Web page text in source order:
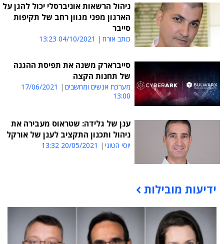
ניהול הרשאות אוניברסלי יכול להגן על
הארגון מפני מגוון רחב של תקיפות
סייבר
כותב אורח 04/10/2021 13:23
סייברארק משנה את תפיסת ההגנה
של תחנות הקצה
מערכת אנשים ומחשבים
17/06/2021
13:00
ענן של גלידה: שטראוס מעבירה את
ניהול ותכנון התקציב לענן של אורקל
יוסי הטוני 20/05/2021 13:32
תוכן פרסומי
ידיעות מובילות